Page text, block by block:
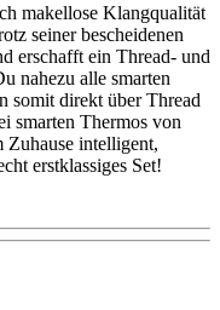
makellose Klangqualität
seiner bescheidenen
erschafft ein Thread- und
nahezu alle smarten
somit direkt über Thread
smarten Thermos von
Zuhause intelligent,
erstklassiges Set!